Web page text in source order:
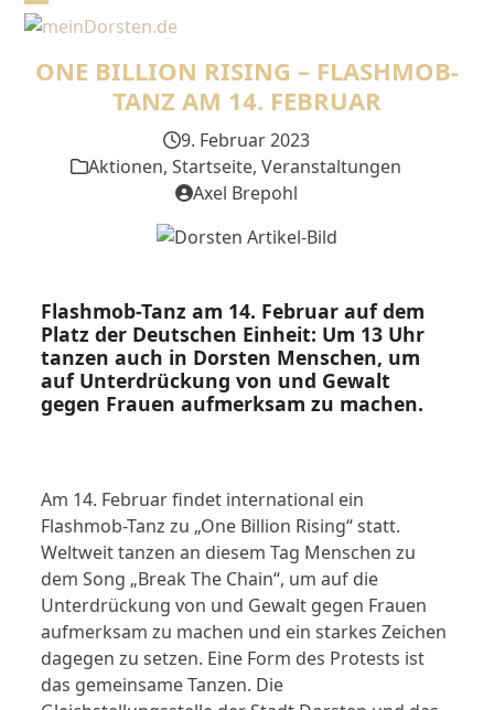
Skip
content
Open
mobile
Close
mobile
ONE BILLION RISING – FLASHMOB-
TANZ AM 14. FEBRUAR
9. Februar 2023
Aktionen, Startseite, Veranstaltungen
Axel Brepohl
Flashmob-Tanz am 14. Februar auf dem
Platz der Deutschen Einheit: Um 13 Uhr
tanzen auch in Dorsten Menschen, um
auf Unterdrückung von und Gewalt
gegen Frauen aufmerksam zu machen.
Am 14. Februar findet international ein
Flashmob-Tanz zu „One Billion Rising“ statt.
Weltweit tanzen an diesem Tag Menschen zu
dem Song „Break The Chain“, um auf die
Unterdrückung von und Gewalt gegen Frauen
aufmerksam zu machen und ein starkes Zeichen
dagegen zu setzen. Eine Form des Protests ist
das gemeinsame Tanzen. Die